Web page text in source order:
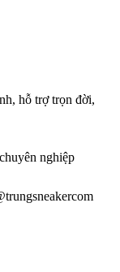
hỗ trợ trọn đời,
nghiệp